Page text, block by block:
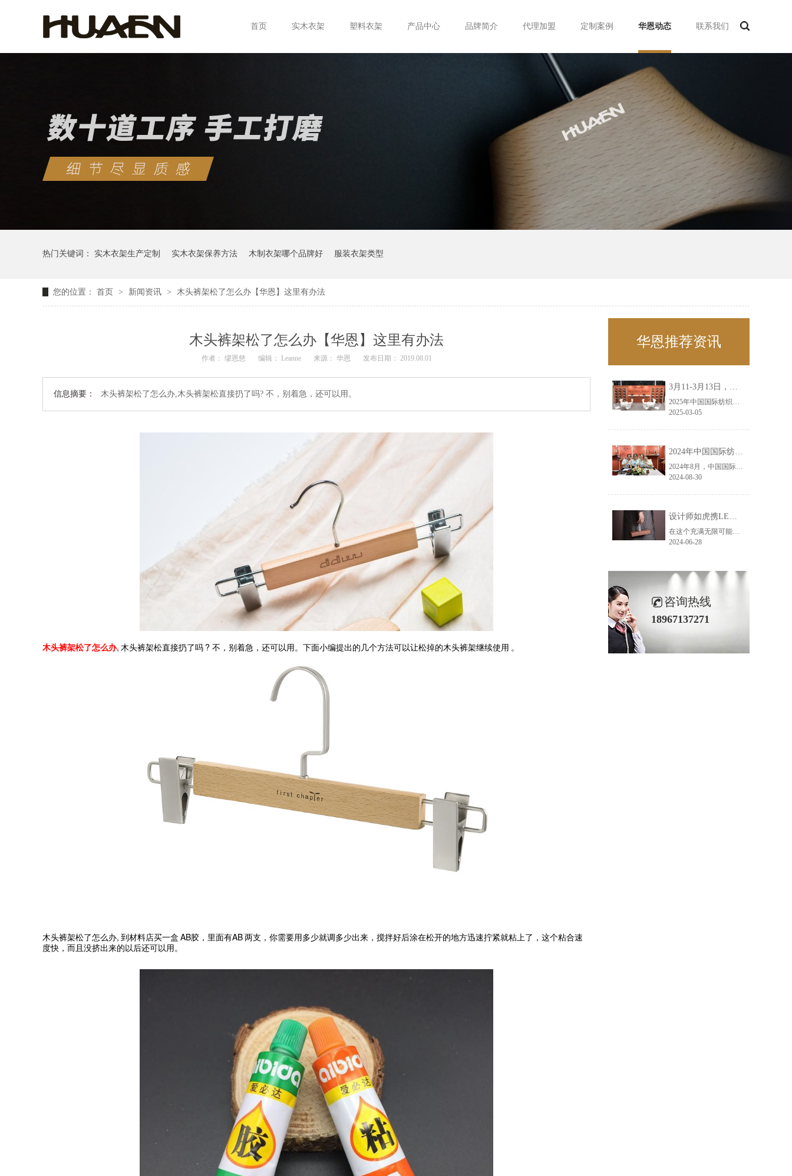
首页 实木衣架 塑料衣架 产品中心 品牌简介 代理加盟 定制案例 华恩动态 联系我们
热门关键词： 实木衣架生产定制 实木衣架保养方法 木制衣架哪个品牌好 服装衣架类型
您的位置： 首页 > 新闻资讯 > 木头裤架松了怎么办【华恩】这里有办法
木头裤架松了怎么办【华恩】这里有办法
作者： 缪恩慈 编辑： Leanne 来源： 华恩 发布日期： 2019.08.01
信息摘要： 木头裤架松了怎么办,木头裤架松直接扔了吗? 不，别着急，还可以用。
木头裤架松了怎么办, 木头裤架松直接扔了吗 ? 不，别着急，还可以用。下面小编提出的几个方法可以让松掉的木头裤架继续使用 。
木头裤架松了怎么办, 到材料店买一盒 AB胶，里面有AB 两支，你需要用多少就调多少出来，搅拌好后涂在松开的地方迅速拧紧就粘上了，这个粘合速
度快，而且没挤出来的以后还可以用。
华恩推荐资讯
3月11-3月13日，华恩诚邀您共赴上海面辅料春夏展——华恩
2025年中国国际纺织面料及辅料（春夏）博览会即将盛大开启！感谢您对华恩品牌的关注！3.11-3.13，杭州华恩（LEMONLEE）诚邀您共赴这场春日的宴会！
2025-03-05
2024年中国国际纺织面料及辅料（秋冬）博览会完美收官！——华恩
2024年8月，中国国际纺织面料及辅料（秋冬）博览会完美收官！作为一家拥有30年历史的专业衣架制造商，我们非常荣幸能够参与这一盛会，并在此期间与众多客户进行了广泛而深入的交流。
2024-08-30
设计师如虎携LEMONLEE红雪松礼盒荣获第六届未来·已来香港新锐当代设计奖铜奖
在这个充满无限可能的2024年夏季，LEMONLEE品牌设计师如虎以其非凡的创意与对自然的深刻理解，精心打造的红雪松木球礼盒，在“2024未来·已来——第六届香港新锐当代设计奖”中摘得铜奖。这不仅是对设计师如虎原创设计能力的嘉奖，更是对LEMONLEE品牌的高度认可。
2024-06-28
咨询热线
18967137271